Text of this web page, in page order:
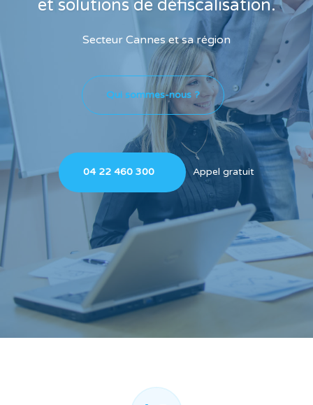
et solutions de défiscalisation.
Secteur Cannes et sa région
Qui sommes-nous ?
04 22 460 300 Appel gratuit